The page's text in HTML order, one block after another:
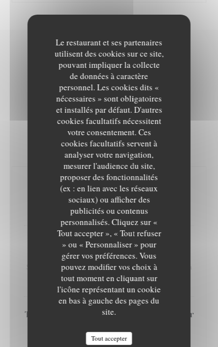
Le restaurant et ses partenaires
utilisent des cookies sur ce site,
pouvant impliquer la collecte
de données à caractère
personnel. Les cookies dits «
nécessaires » sont obligatoires
et installés par défaut. D'autres
cookies facultatifs nécessitent
votre consentement. Ces
cookies facultatifs servent à
analyser votre navigation,
mesurer l'audience du site,
proposer des fonctionnalités
(ex : en lien avec les réseaux
sociaux) ou afficher des
publicités ou contenus
personnalisés. Cliquez sur «
Tout accepter », « Tout refuser
» ou « Personnaliser » pour
gérer vos préférences. Vous
pouvez modifier vos choix à
tout moment en cliquant sur
l'icône représentant un cookie
en bas à gauche des pages du
site.
Tout accepter
MENU ACTUALITÉ
Menu comprenant entrée + plat + dessert au choix
32,00 EUR
ENTREES
Tartare de thon et saumon sur
guacamole maison
Tuna and salmon tartare with homemade guacamole
Cromesquis de Saint Marcellin aux
noix sur lit de salade
Saint-Marcellin (local cheese) cromesquis with walnuts on a
bed of salad
Terrine de lapin aux pistaches, cœur
Rabbit terrine with pistachios, foie gras center and seasonal
L'EPICURIEN